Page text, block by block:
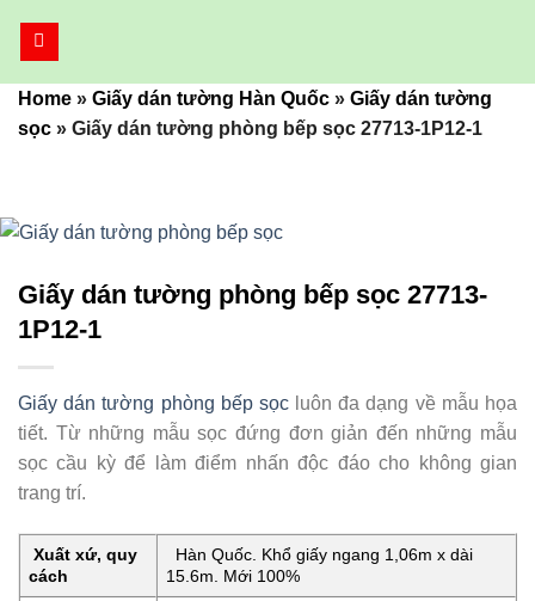
dungHome » Giấy dán tường Hàn Quốc » Giấy dán tường
sọc » Giấy dán tường phòng bếp sọc 27713-1P12-1
Giấy dán tường phòng bếp sọc 27713-
1P12-1
Giấy dán tường phòng bếp sọcluôn đa dạng về mẫu họa
tiết. Từ những mẫu sọc đứng đơn giản đến những mẫu
sọc cầu kỳ để làm điểm nhấn độc đáo cho không gian
trang trí.
Xuất xứ, quy
cách
Hàn Quốc. Khổ giấy ngang 1,06m x dài
15.6m. Mới 100%